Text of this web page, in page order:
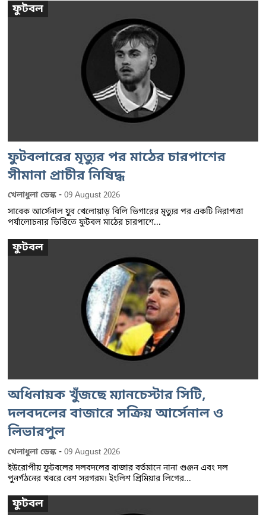
ফুটবল
ফুটবলারের মৃত্যুর পর মাঠের চারপাশের
সীমানা প্রাচীর নিষিদ্ধ
খেলাধুলা ডেস্ক - 09 August 2026
সাবেক আর্সেনাল যুব খেলোয়াড় বিলি ভিগারের মৃত্যুর পর একটি নিরাপত্তা
পর্যালোচনার ভিত্তিতে ফুটবল মাঠের চারপাশে...
ফুটবল
অধিনায়ক খুঁজছে ম্যানচেস্টার সিটি,
দলবদলের বাজারে সক্রিয় আর্সেনাল ও
লিভারপুল
খেলাধুলা ডেস্ক - 09 August 2026
ইউরোপীয় ফুটবলের দলবদলের বাজার বর্তমানে নানা গুঞ্জন এবং দল
পুনর্গঠনের খবরে বেশ সরগরম। ইংলিশ প্রিমিয়ার লিগের...
ফুটবল